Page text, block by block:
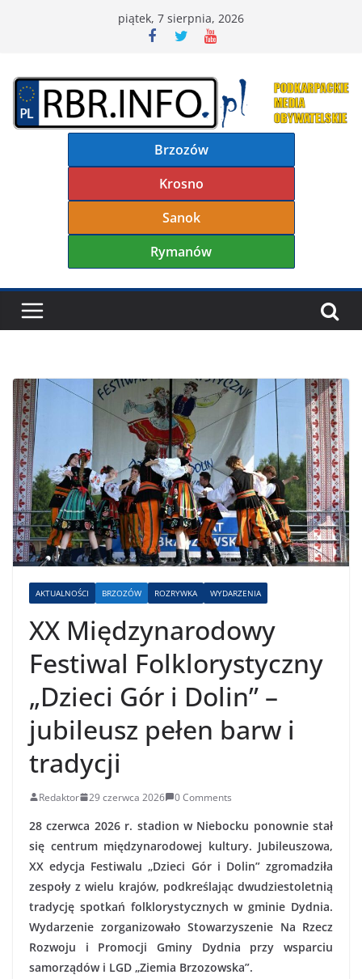
piątek, 7 sierpnia, 2026
Brzozów
Krosno
Sanok
Rymanów
AKTUALNOŚCI BRZOZÓW ROZRYWKA WYDARZENIA
XX Międzynarodowy
Festiwal Folklorystyczny
„Dzieci Gór i Dolin” –
jubileusz pełen barw i
tradycji
Redaktor 29 czerwca 2026 0 Comments
28 czerwca 2026 r. stadion w Niebocku ponownie stał
się centrum międzynarodowej kultury. Jubileuszowa,
XX edycja Festiwalu „Dzieci Gór i Dolin” zgromadziła
zespoły z wielu krajów, podkreślając dwudziestoletnią
tradycję spotkań folklorystycznych w gminie Dydnia.
Wydarzenie zorganizowało Stowarzyszenie Na Rzecz
Rozwoju i Promocji Gminy Dydnia przy wsparciu
samorządów i LGD „Ziemia Brzozowska”.